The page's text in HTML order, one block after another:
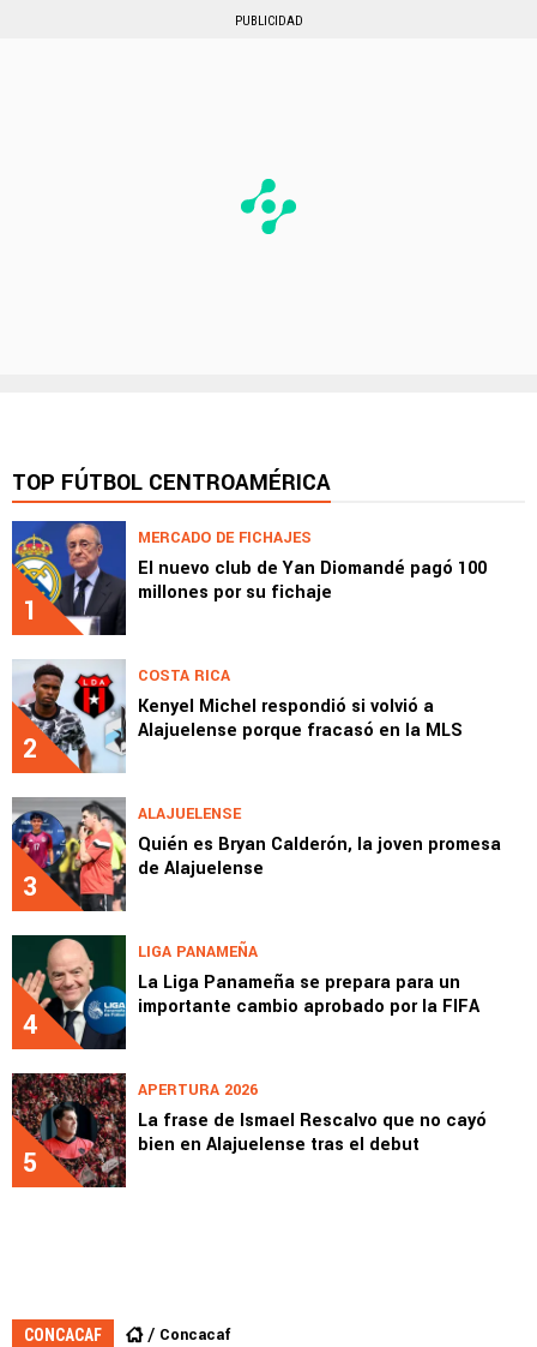
PUBLICIDAD
TOP FÚTBOL CENTROAMÉRICA
1
MERCADO DE FICHAJES
El nuevo club de Yan Diomandé pagó 100
millones por su fichaje
2
COSTA RICA
Kenyel Michel respondió si volvió a
Alajuelense porque fracasó en la MLS
3
ALAJUELENSE
Quién es Bryan Calderón, la joven promesa
de Alajuelense
4
LIGA PANAMEÑA
La Liga Panameña se prepara para un
importante cambio aprobado por la FIFA
5
APERTURA 2026
La frase de Ismael Rescalvo que no cayó
bien en Alajuelense tras el debut
CONCACAF Concacaf